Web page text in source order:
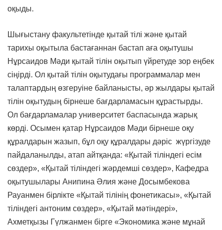
оқыды.
Шығыстану факультетінде қытай тілі және қытай
тарихы оқытыла бастағаннан бастап аға оқытушы
Нұрсаидов Мәди қытай тілін оқытып үйретуде зор еңбек
сіңірді. Ол қытай тілін оқытудағы программалар мен
талаптардың өзгеруіне байланысты, әр жылдары қытай
тілін оқытудың бірнеше бағдарламасын құрастырды.
Ол бағдарламалар университет баспасында жарық
көрді. Осымен қатар Нұрсаидов Мәди бірнеше оқу
құралдарын жазып, бұл оқу құралдары дәріс жүргізуде
пайдаланылды, атап айтқанда: «Қытай тіліндегі есім
сөздер», «Қытай тіліндегі жәрдемші сөздер», Кафедра
оқытушылары Анипина Әлия және Досымбекова
Рауанмен бірлікте «Қытай тілінің фонетикасы», «Қытай
тіліндегі антоним сөздер», «Қытай мәтіндері»,
Ахметқызы Гүлжанмен бірге «Экономика және мұнай